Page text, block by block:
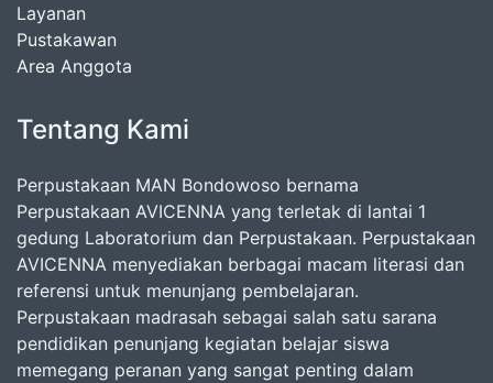
Layanan
Pustakawan
Area Anggota
Tentang Kami
Perpustakaan MAN Bondowoso bernama
Perpustakaan AVICENNA yang terletak di lantai 1
gedung Laboratorium dan Perpustakaan. Perpustakaan
AVICENNA menyediakan berbagai macam literasi dan
referensi untuk menunjang pembelajaran.
Perpustakaan madrasah sebagai salah satu sarana
pendidikan penunjang kegiatan belajar siswa
memegang peranan yang sangat penting dalam